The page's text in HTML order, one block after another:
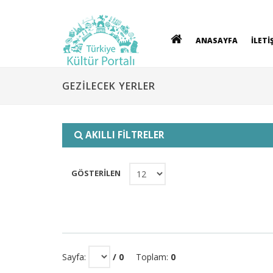
ANASAYFA
GEZİLECEK YERLER
AKILLI FİLTRELER
GÖSTERİLEN
Sayfa: / 0 Toplam: 0